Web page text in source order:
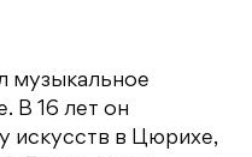
музыкальное
В 16 лет он
искусств в Цюрихе,